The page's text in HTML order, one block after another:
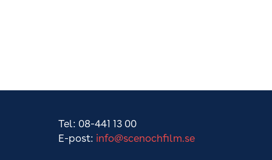
Tel: 08-441 13 00
E-post: info@scenochfilm.se